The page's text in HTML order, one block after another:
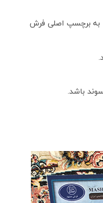
برچسپ اصلی فرش
باشد.